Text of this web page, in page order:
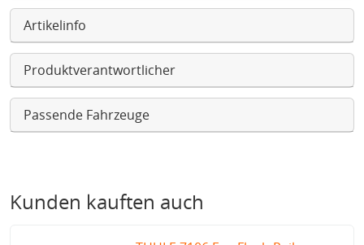
Artikelinfo
Produktverantwortlicher
Passende Fahrzeuge
Kunden kauften auch